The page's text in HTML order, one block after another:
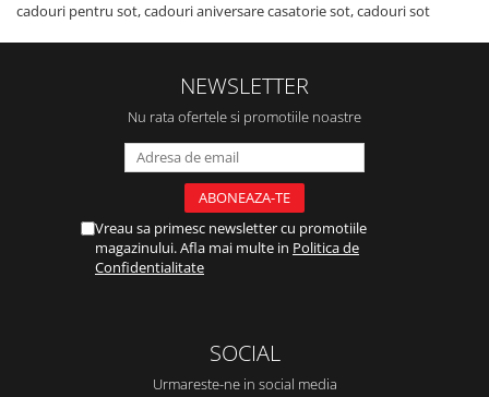
cadouri pentru sot, cadouri aniversare casatorie sot, cadouri sot
NEWSLETTER
Nu rata ofertele si promotiile noastre
Vreau sa primesc newsletter cu promotiile
magazinului. Afla mai multe in Politica de
Confidentialitate
SOCIAL
Urmareste-ne in social media